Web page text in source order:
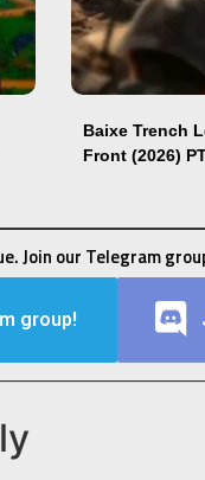
Baixe Trench
Front (2026)
Join our Telegram
group!